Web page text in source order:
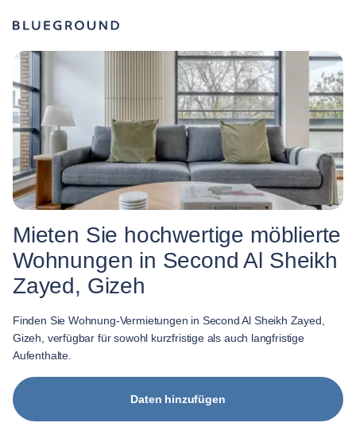
Mieten Sie hochwertige möblierte
Wohnungen in Second Al Sheikh
Zayed, Gizeh
Finden Sie Wohnung-Vermietungen in Second Al Sheikh Zayed,
Gizeh, verfügbar für sowohl kurzfristige als auch langfristige
Aufenthalte.
Daten hinzufügen